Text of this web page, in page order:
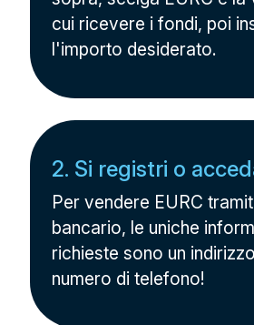
cui ricevere i fondi, poi
l'importo desiderato.
2. Si registri o
Per vendere EURC
bancario, le uniche
richieste sono un
numero di telefono!